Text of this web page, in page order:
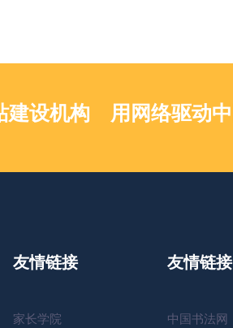
建设机构 用网络驱动
友情链接
家长学院
友情链接
中国书法网